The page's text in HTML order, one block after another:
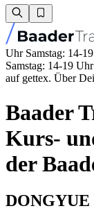
Uhr Samstag: 14-
Samstag: 14-19
auf gettex. Über
Baader
Kurs-
der
DONGYUE